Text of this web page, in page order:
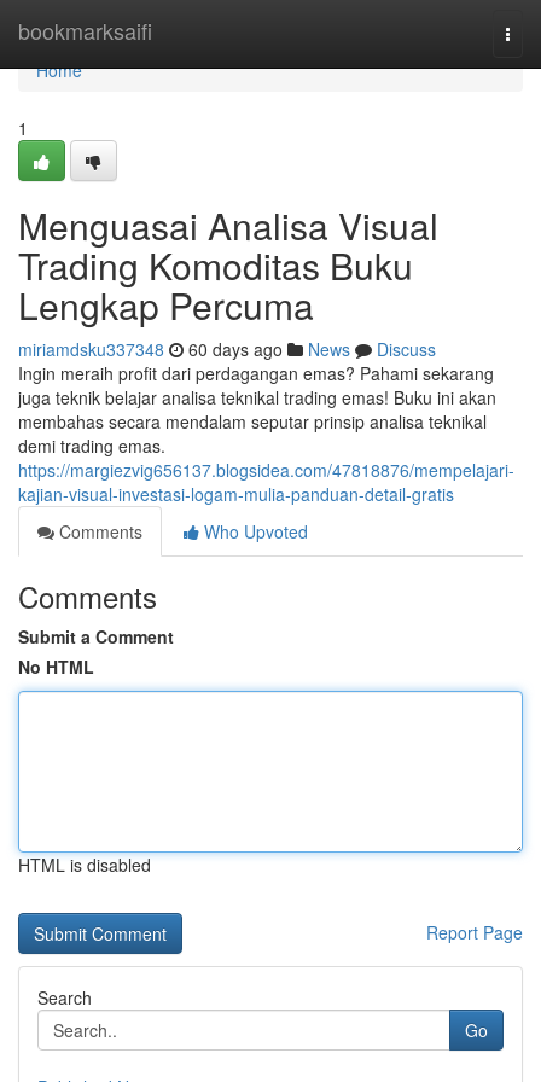
bookmarksaifi
Home
Home
1
Menguasai Analisa Visual
Trading Komoditas Buku
Lengkap Percuma
miriamdsku337348 60 days ago News
Discuss
Ingin meraih profit dari perdagangan emas? Pahami sekarang
juga teknik belajar analisa teknikal trading emas! Buku ini akan
membahas secara mendalam seputar prinsip analisa teknikal
demi trading emas.
https://margiezvig656137.blogsidea.com/47818876/mempelajari-
kajian-visual-investasi-logam-mulia-panduan-detail-gratis
Comments
Who Upvoted
Comments
Submit a Comment
No HTML
HTML is disabled
Report Page
Search
Go